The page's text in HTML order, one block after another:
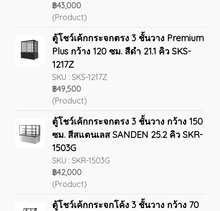
฿43,000
(Product)
ตู้โชว์เค้กกระจกตรง 3 ชั้นวาง Premium
Plus กว้าง 120 ซม. สีดำ 21.1 คิว SKS-
1217Z
SKU : SKS-1217Z
฿49,500
(Product)
ตู้โชว์เค้กกระจกตรง 3 ชั้นวาง กว้าง 150
ซม. สีสแตนเลส SANDEN 25.2 คิว SKR-
1503G
SKU : SKR-1503G
฿42,000
(Product)
ตู้โชว์เค้กกระจกโค้ง 3 ชั้นวาง กว้าง 70